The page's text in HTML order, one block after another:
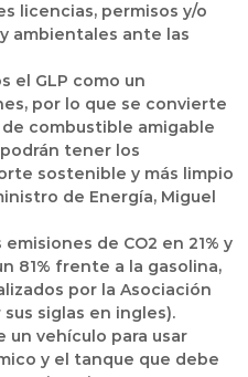
licencias, permisos y/o
ambientales ante las
el GLP como un
por lo que se convierte
combustible amigable
tener los
sostenible y más limpio
de Energía, Miguel
de CO2 en 21% y
81% frente a la gasolina,
por la Asociación
sus siglas en ingles).
un vehículo para usar
y el tanque que debe